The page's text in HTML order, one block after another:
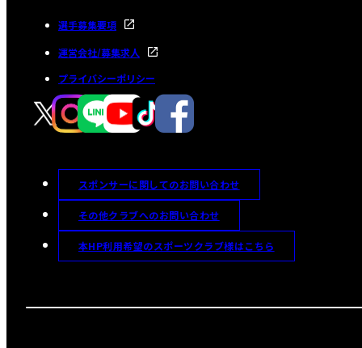
選手募集要項
運営会社/募集求人
プライバシーポリシー
スポンサーに関してのお問い合わせ
その他クラブへのお問い合わせ
本HP利用希望のスポーツクラブ様はこちら